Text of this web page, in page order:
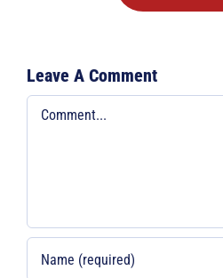
Leave A Comment
Comment